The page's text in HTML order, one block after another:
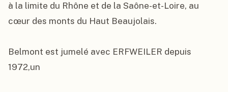
à la limite du Rhône et de la Saône-et-Loire, au
cœur des monts du Haut Beaujolais.
Belmont est jumelé avec ERFWEILER depuis
1972,un